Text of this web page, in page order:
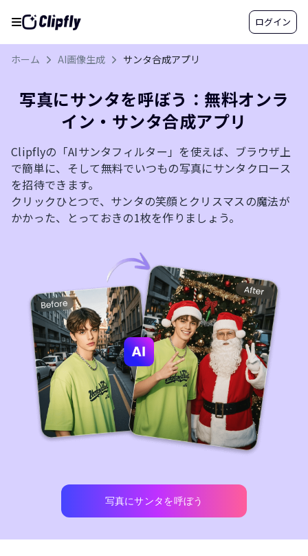
ログイン
ホーム AI画像生成 サンタ合成アプリ
写真にサンタを呼ぼう：無料オンラ
イン・サンタ合成アプリ
Clipflyの「AIサンタフィルター」を使えば、ブラウザ上
で簡単に、そして無料でいつもの写真にサンタクロース
を招待できます。
クリックひとつで、サンタの笑顔とクリスマスの魔法が
かかった、とっておきの1枚を作りましょう。
写真にサンタを呼ぼう